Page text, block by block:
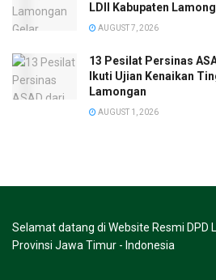
LDII Kabupaten
AUGUST 7, 2026
13 Pesilat Persinas
Ikuti Ujian Kenaikan
Lamongan
AUGUST 1, 2026
Selamat datang di Website Resmi DPD
Provinsi Jawa Timur - Indonesia